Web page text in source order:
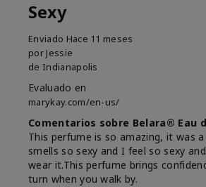
Sexy
Enviado Hace 11 meses
por Jessie
de Indianapolis
Evaluado en
marykay.com/en-us/
Comentarios sobre Belara® Eau
This perfume is so amazing, it was
smells so sexy and I feel so sexy
wear it.This perfume brings
turn when you walk by.